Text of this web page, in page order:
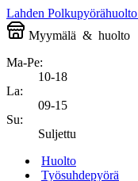
Lahden
Myymälä & huolto
Ma-Pe:
10-18
La:
09-15
Su:
Suljettu
Huolto
Työsuhdepyörä